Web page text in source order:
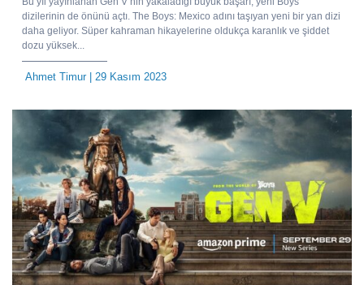
dizilerinin de önünü açtı. The Boys: Mexico adını taşıyan yeni bir yan dizi
daha geliyor. Süper kahraman hikayelerine oldukça karanlık ve şiddet
dozu yüksek...
Ahmet Timur| 29 Kasım 2023